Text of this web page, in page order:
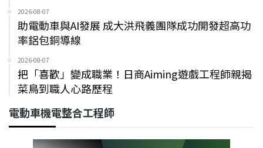
2026-08-07
助電動車與AI發展 成大洪飛義團隊成功開發超高功
率鋁包銅導線
2026-08-07
把「喜歡」變成職業！日商Aiming遊戲工程師親揭
菜鳥到職人心路歷程
電動車機電整合工程師